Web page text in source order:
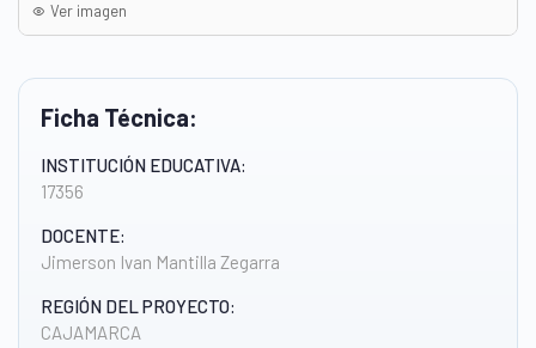
Ficha Técnica:
INSTITUCIÓN EDUCATIVA:
17356
DOCENTE:
Jimerson Ivan Mantilla Zegarra
REGIÓN DEL PROYECTO:
CAJAMARCA
Ver imagen